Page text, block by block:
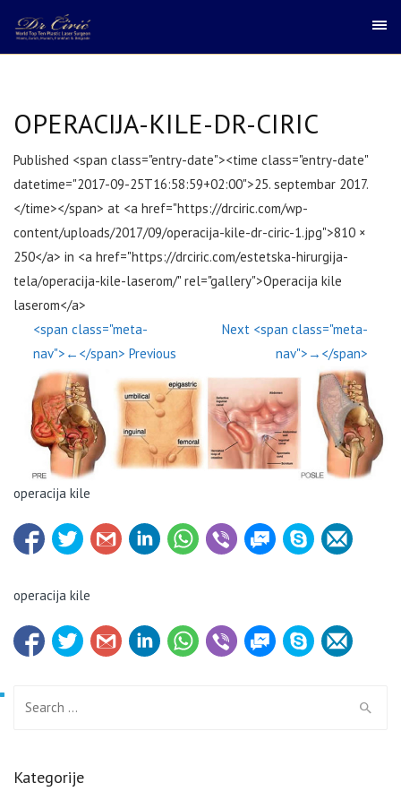
OPERACIJA-KILE-DR-CIRIC
Published <span class="entry-date"><time class="entry-date"
datetime="2017-09-25T16:58:59+02:00">25. septembar 2017.
</time></span> at <a href="https://drciric.com/wp-
content/uploads/2017/09/operacija-kile-dr-ciric-1.jpg">810 ×
250</a> in <a href="https://drciric.com/estetska-hirurgija-
tela/operacija-kile-laserom/" rel="gallery">Operacija kile
laserom</a>
<span class="meta-
nav">←</span> Previous
Next <span class="meta-
nav">→</span>
operacija kile
operacija kile
Kategorije